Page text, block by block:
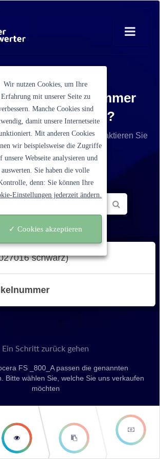
die Artikelnummer
Tonerkartusche?
ist nicht aufgelistet? Kontaktieren Sie
unseren Service.
schwarz)
Ein Schritt zurück gehen
FS _800_A passen die genannten
Bitte wählen Sie, welche Sie uns verkaufen
möchten
second
step
third step
Wir nutzen Cookies, um Ihre
Erfahrung mit unserer Seite zu
Manche Cookies sind
damit unsere Internetseite
Mit anderen Cookies
wir beispielsweise die Zugriffe
unsere Webseite analysieren und
auswerten. Sie haben die volle
denn: Sie können Ihre
Einstellungen jederzeit ändern.
✓ Cookies akzeptieren